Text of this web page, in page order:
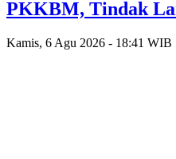
PKKBM, Tindak
Kamis, 6 Agu 2026 - 18:41 WIB